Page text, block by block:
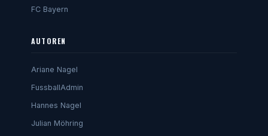
FC Bayern
AUTOREN
Ariane Nagel
FussballAdmin
Hannes Nagel
Julian Möhring